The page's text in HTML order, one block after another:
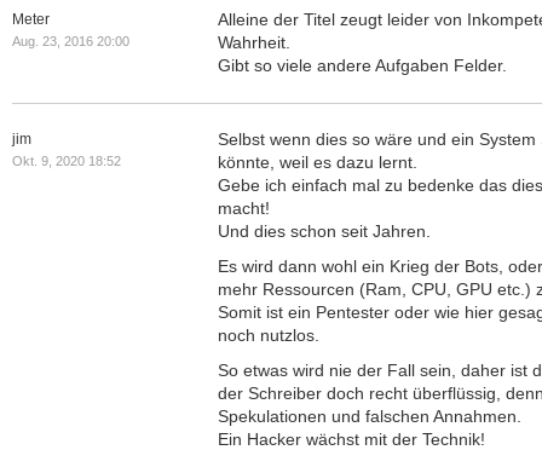
Meter
Aug. 23, 2016 20:00
Alleine der Titel zeugt leider von
Wahrheit.
Gibt so viele andere Aufgaben Felder.
jim
Okt. 9, 2020 18:52
Selbst wenn dies so wäre und ein
könnte, weil es dazu lernt.
Gebe ich einfach mal zu bedenke das
macht!
Und dies schon seit Jahren.
Es wird dann wohl ein Krieg der Bots,
mehr Ressourcen (Ram, CPU, GPU etc.)
Somit ist ein Pentester oder wie hier
noch nutzlos.
So etwas wird nie der Fall sein, daher ist
der Schreiber doch recht überflüssig,
Spekulationen und falschen Annahmen.
Ein Hacker wächst mit der Technik!